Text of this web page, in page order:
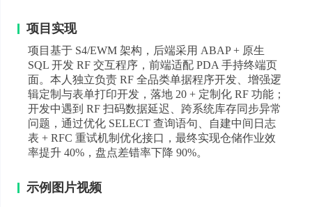
项目实现
项目基于 S4/EWM 架构，后端采用 ABAP + 原生
SQL 开发 RF 交互程序，前端适配 PDA 手持终端页
面。本人独立负责 RF 全品类单据程序开发、增强逻
辑定制与表单打印开发，落地 20 + 定制化 RF 功能；
开发中遇到 RF 扫码数据延迟、跨系统库存同步异常
问题，通过优化 SELECT 查询语句、自建中间日志
表 + RFC 重试机制优化接口，最终实现仓储作业效
率提升 40%，盘点差错率下降 90%。
示例图片视频